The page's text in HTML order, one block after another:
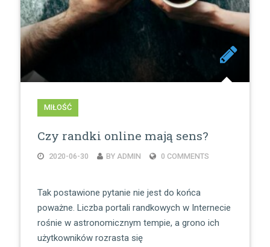
MIŁOŚĆ
Czy randki online mają sens?
2020-06-30 BY ADMIN 0 COMMENTS
Tak postawione pytanie nie jest do końca
poważne. Liczba portali randkowych w Internecie
rośnie w astronomicznym tempie, a grono ich
użytkowników rozrasta się